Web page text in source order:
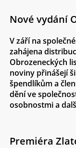
Nové vydání
V září na
zahájena
Obrozeneckých
noviny přinášejí
špendlíkům a
dění ve
osobnostmi a
Premiéra